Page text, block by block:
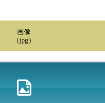
画像
（jpg）